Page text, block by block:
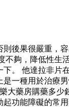
後果很嚴重，
夠，降低性生
。 他達拉非片
一種用於治療
大藥房購藥多少
功能障礙的常